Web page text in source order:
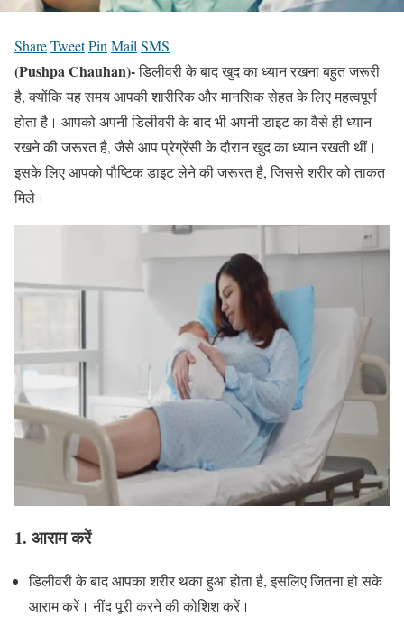
ShareTweetPin Mail SMS
(Pushpa Chauhan)-डिलीवरी के बाद खुद का ध्यान रखना बहुत जरूरी
है, क्योंकि यह समय आपकी शारीरिक और मानसिक सेहत के लिए महत्वपूर्ण
होता है। आपको अपनी डिलीवरी के बाद भी अपनी डाइट का वैसे ही ध्यान
रखने की जरूरत है, जैसे आप प्रेग्रेंसी के दौरान खुद का ध्यान रखती थीं।
इसके लिए आपको पौष्टिक डाइट लेने की जरूरत है, जिससे शरीर को ताकत
मिले।
1. आराम करें
डिलीवरी के बाद आपका शरीर थका हुआ होता है, इसलिए जितना हो सके
आराम करें। नींद पूरी करने की कोशिश करें।